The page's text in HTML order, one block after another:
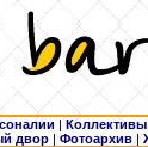
| Коллективы
двор |Фотоархив |